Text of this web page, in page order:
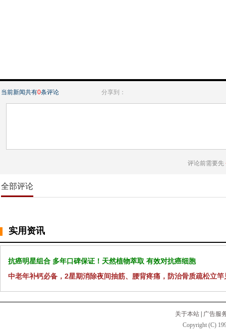
当前新闻共有0条评论 分享到：
评论前需要先
全部评论
实用资讯
抗癌明星组合 多年口碑保证！天然植物萃取 有效对抗癌细胞
中老年补钙必备，2星期消除夜间抽筋、腰背疼痛，防治骨质疏松立竿
关于本站
广告服
Copyright (C)